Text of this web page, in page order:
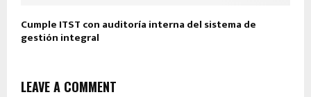
Cumple ITST con auditoría interna del sistema de
gestión integral
LEAVE A COMMENT